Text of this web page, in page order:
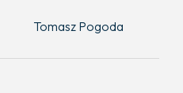
Tomasz Pogoda